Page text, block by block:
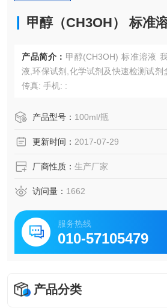
甲醇（CH3OH） 标准
产品简介： 甲醇(CH3OH) 标准溶液
液,环保试剂,化学试剂及快速检测试剂
传真: 手机: :
产品型号： 100ml/瓶
更新时间： 2017-07-29
厂商性质： 生产厂家
访问量： 1662
服务热线
010-57105479
产品分类